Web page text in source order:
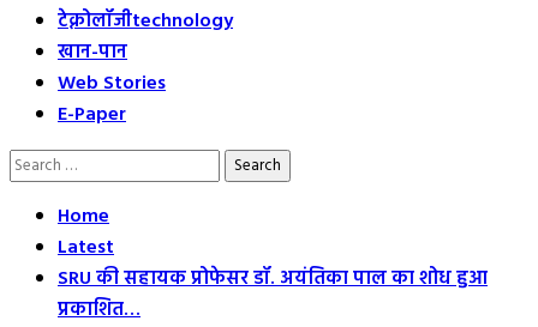
टेक्नोलॉजीtechnology
खान-पान
Web Stories
E-Paper
Search
Home
Latest
SRU की सहायक प्रोफेसर डॉ. अयंतिका पाल का शोध हुआ
प्रकाशित…